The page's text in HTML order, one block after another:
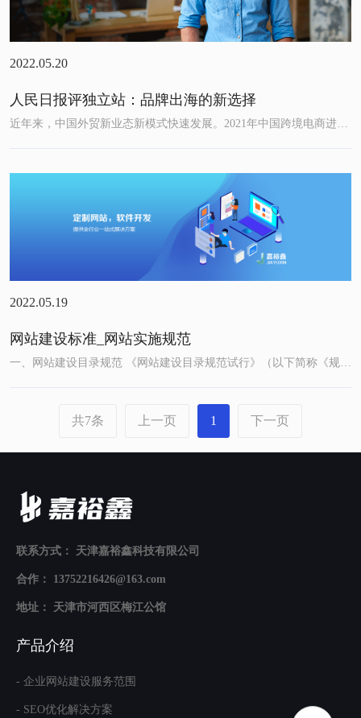
2022.05.20
人民日报评独立站：品牌出海的新选择
近年来，中国外贸新业态新模式快速发展。2021年中国跨境电商进出口额达1.98万亿元，同比增长15%。然而，跨境电商平台...
2022.05.19
网站建设标准_网站实施规范
共7条 上一页 1 下一页
联系方式： 天津嘉裕鑫科技有限公司
合作： 13752216426@163.com
地址： 天津市河西区梅江公馆
产品介绍
- 企业网站建设服务范围
- SEO优化解决方案